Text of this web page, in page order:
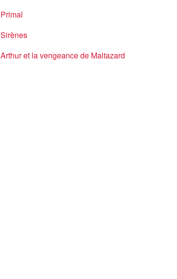
Primal
Sirènes
Arthur et la vengeance de Maltazard